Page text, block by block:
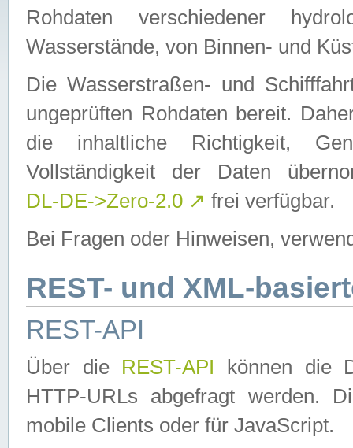
Rohdaten verschiedener
Wasserstände, von Binnen- und
Die Wasserstraßen- und
ungeprüften Rohdaten bereit.
die inhaltliche Richtigkeit,
Vollständigkeit der Daten
DL-DE->Zero-2.0 ↗ frei verfügbar.
Bei Fragen oder Hinweisen,
REST- und XML-
REST-API
Über die REST-API können die
HTTP-URLs abgefragt werden.
mobile Clients oder für JavaScript.